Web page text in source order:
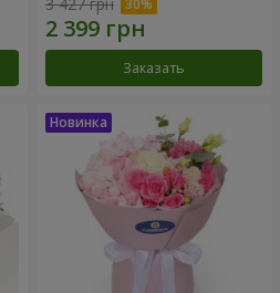
Заказать